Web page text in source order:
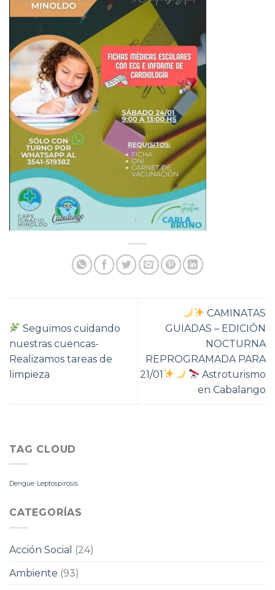
Seguimos cuidando
nuestras cuencas-
Realizamos tareas de
limpieza
CAMINATAS
GUIADAS – EDICIÓN
NOCTURNA
REPROGRAMADA PARA
21/01
Astroturismo
en Cabalango
TAG CLOUD
Dengue Leptospirosis
CATEGORÍAS
Acción Social
(24)
Ambiente (93)